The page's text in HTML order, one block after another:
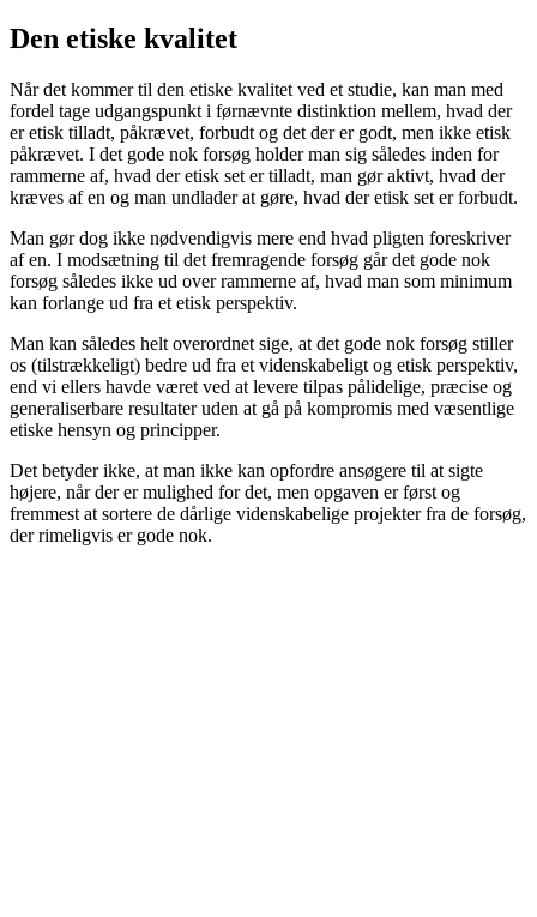
Den etiske kvalitet
Når det kommer til den etiske kvalitet ved et studie, kan man med
fordel tage udgangspunkt i førnævnte distinktion mellem, hvad der
er etisk tilladt, påkrævet, forbudt og det der er godt, men ikke etisk
påkrævet. I det gode nok forsøg holder man sig således inden for
rammerne af, hvad der etisk set er tilladt, man gør aktivt, hvad der
kræves af en og man undlader at gøre, hvad der etisk set er forbudt.
Man gør dog ikke nødvendigvis mere end hvad pligten foreskriver
af en. I modsætning til det fremragende forsøg går det gode nok
forsøg således ikke ud over rammerne af, hvad man som minimum
kan forlange ud fra et etisk perspektiv.
Man kan således helt overordnet sige, at det gode nok forsøg stiller
os (tilstrækkeligt) bedre ud fra et videnskabeligt og etisk perspektiv,
end vi ellers havde været ved at levere tilpas pålidelige, præcise og
generaliserbare resultater uden at gå på kompromis med væsentlige
etiske hensyn og principper.
Det betyder ikke, at man ikke kan opfordre ansøgere til at sigte
højere, når der er mulighed for det, men opgaven er først og
fremmest at sortere de dårlige videnskabelige projekter fra de forsøg,
der rimeligvis er gode nok.